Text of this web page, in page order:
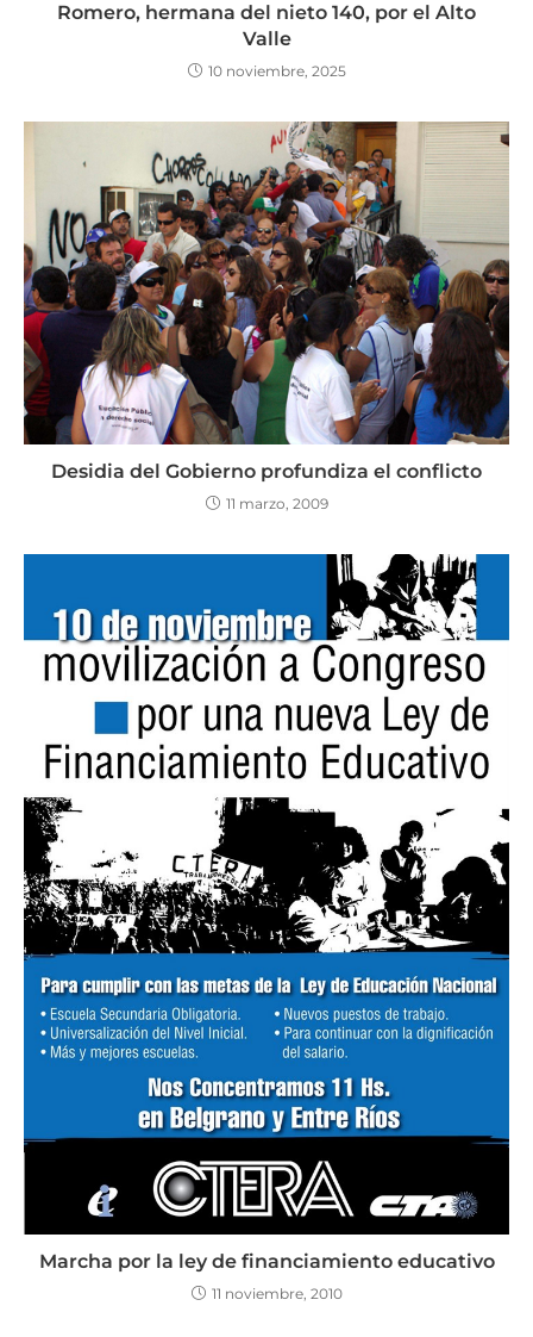
Romero, hermana del nieto 140, por el Alto
Valle
10 noviembre, 2025
Desidia del Gobierno profundiza el conflicto
11 marzo, 2009
Marcha por la ley de financiamiento educativo
11 noviembre, 2010